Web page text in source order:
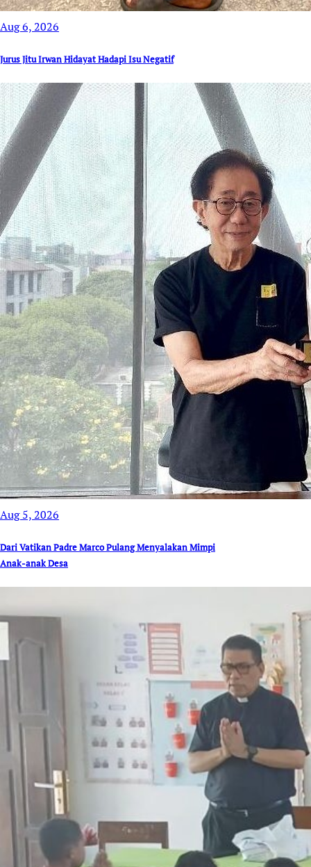
Aug 6, 2026
Jurus Jitu Irwan Hidayat Hadapi Isu Negatif
Aug 5, 2026
Dari Vatikan Padre Marco Pulang Menyalakan Mimpi
Anak-anak Desa